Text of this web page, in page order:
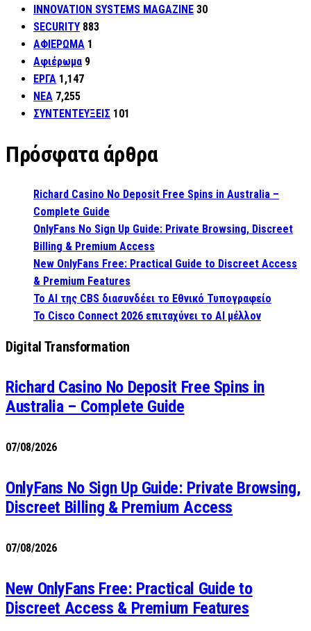
INNOVATION SYSTEMS MAGAZINE 30
SECURITY 883
ΑΦΙΕΡΩΜΑ 1
Αφιέρωμα 9
ΕΡΓΑ 1,147
ΝΕΑ 7,255
ΣΥΝΤΕΝΤΕΥΞΕΙΣ 101
Πρόσφατα άρθρα
Richard Casino No Deposit Free Spins in Australia –
Complete Guide
OnlyFans No Sign Up Guide: Private Browsing, Discreet
Billing & Premium Access
New OnlyFans Free: Practical Guide to Discreet Access
& Premium Features
Το AI της CBS διασυνδέει το Εθνικό Τυπογραφείο
Το Cisco Connect 2026 επιταχύνει το AI μέλλον
Digital Transformation
Richard Casino No Deposit Free Spins in
Australia – Complete Guide
07/08/2026
OnlyFans No Sign Up Guide: Private Browsing,
Discreet Billing & Premium Access
07/08/2026
New OnlyFans Free: Practical Guide to
Discreet Access & Premium Features